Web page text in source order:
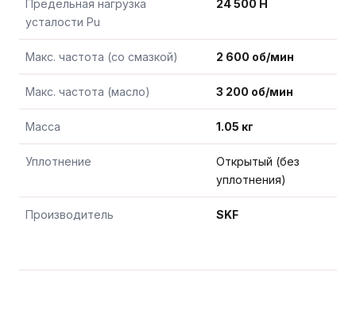
Предельная нагрузка
усталости Pu
24 500 Н
Макс. частота (со смазкой) 2 600 об/мин
Макс. частота (масло) 3 200 об/мин
Масса 1.05 кг
Уплотнение
Открытый (без
уплотнения)
Производитель SKF